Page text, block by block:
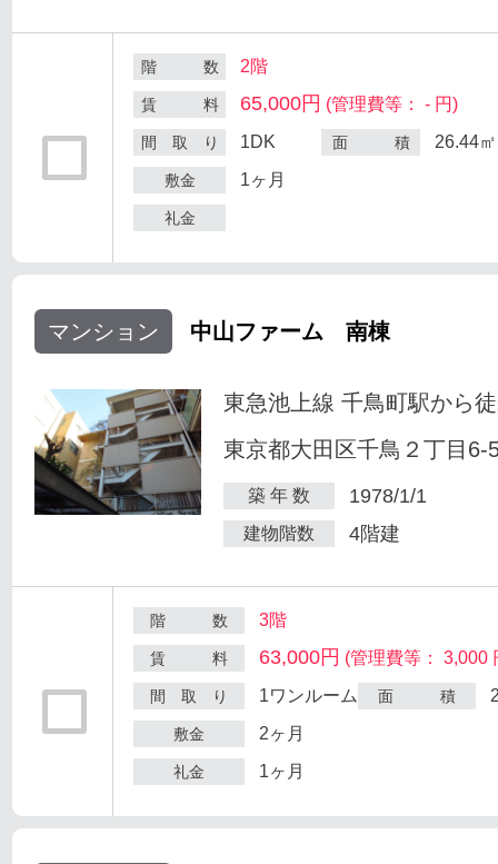
階 数 2階
賃 料 65,000円 (管理費等： - 円)
間 取 り 1DK 面 積 26.44㎡
敷金 1ヶ月
礼金
マンション 中山ファーム 南棟
東急池上線 千鳥町駅から
東京都大田区千鳥２丁目6-
築 年 数 1978/1/1
建物階数 4階建
階 数 3階
賃 料 63,000円 (管理費等： 3,000
間 取 り 1ワンルーム 面 積
敷金 2ヶ月
礼金 1ヶ月